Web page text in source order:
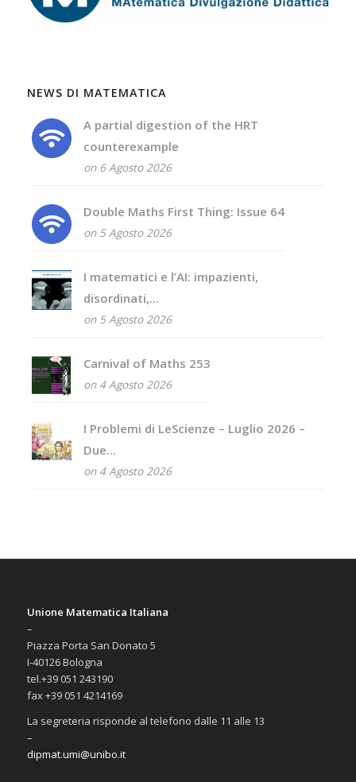
NEWS DI MATEMATICA
A partial digestion of the HRT
counterexample
on 6 Agosto 2026
Double Maths First Thing: Issue 64
on 5 Agosto 2026
I matematici e l’AI: impazienti,
disordinati,...
on 5 Agosto 2026
Carnival of Maths 253
on 4 Agosto 2026
I Problemi di LeScienze – Luglio 2026 –
Due...
on 4 Agosto 2026
Unione Matematica Italiana
–
Piazza Porta San Donato 5
I-40126 Bologna
tel.+39 051 243190
fax +39 051 4214169
La segreteria risponde al telefono dalle 11 alle 13
–
dipmat.umi@unibo.it